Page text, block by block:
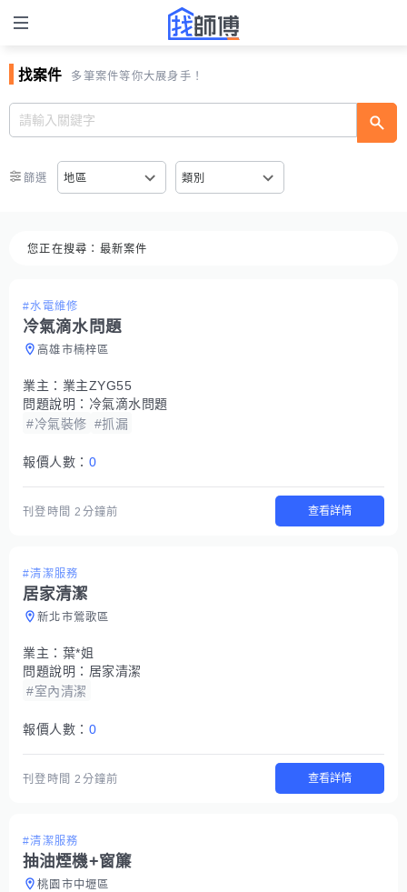
找案件 多筆案件等你大展身手！
篩選 地區 類別
您正在搜尋： 最新案件
#水電維修
冷氣滴水問題
高雄市楠梓區
業主： 業主ZYG55
問題說明： 冷氣滴水問題
#冷氣裝修 #抓漏
報價人數： 0
刊登時間2分鐘前 查看詳情
#清潔服務
居家清潔
新北市鶯歌區
業主： 葉*姐
問題說明： 居家清潔
#室內清潔
報價人數： 0
刊登時間2分鐘前 查看詳情
#清潔服務
抽油煙機+窗簾
桃園市中壢區